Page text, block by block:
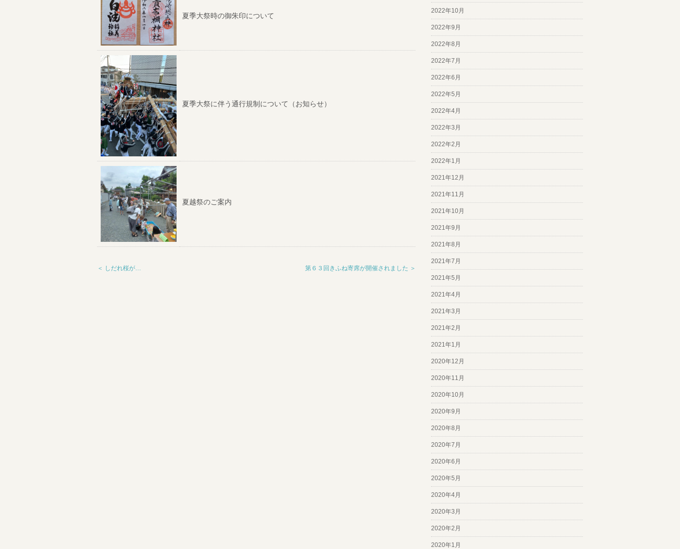
夏季大祭時の御朱印について
夏季大祭に伴う通行規制について（お知らせ）
夏越祭のご案内
＜ しだれ桜が… 第６３回きふね寄席が開催されました ＞
2022年10月
2022年9月
2022年8月
2022年7月
2022年6月
2022年5月
2022年4月
2022年3月
2022年2月
2022年1月
2021年12月
2021年11月
2021年10月
2021年9月
2021年8月
2021年7月
2021年5月
2021年4月
2021年3月
2021年2月
2021年1月
2020年12月
2020年11月
2020年10月
2020年9月
2020年8月
2020年7月
2020年6月
2020年5月
2020年4月
2020年3月
2020年2月
2020年1月